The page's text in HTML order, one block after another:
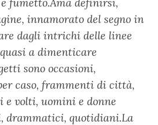
innamorato del segno in
dagli intrichi delle linee
a dimenticare
sono occasioni,
caso, frammenti di città,
volti, uomini e donne
drammatici, quotidiani.La